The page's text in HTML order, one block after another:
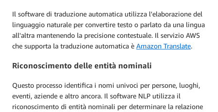
Il software di traduzione automatica utilizza l'elaborazione del
linguaggio naturale per convertire testo o parlato da una lingua
all'altra mantenendo la precisione contestuale. Il servizio AWS
che supporta la traduzione automatica è Amazon Translate.
Riconoscimento delle entità nominali
Questo processo identifica i nomi univoci per persone, luoghi,
eventi, aziende e altro ancora. Il software NLP utilizza il
riconoscimento di entità nominali per determinare la relazione